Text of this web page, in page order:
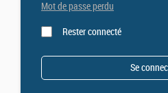
Rester connecté
Mot de passe perdu